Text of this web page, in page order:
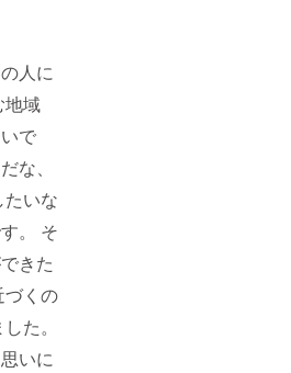
人に
地域
で
な、
いな
。 そ
きた
づくの
た。
いに